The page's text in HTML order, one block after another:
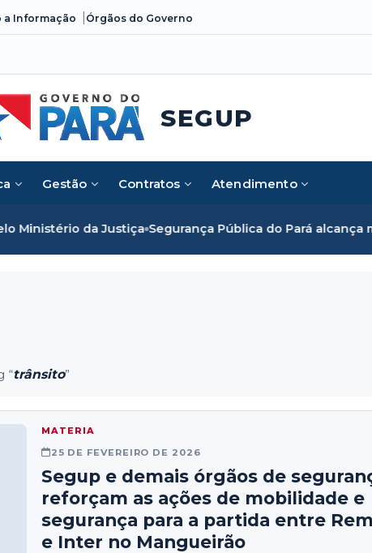
a Informação Órgãos do Governo
SEGUP
Gestão Contratos Atendimento
Justiça Segurança Pública do Pará alcança marca de
“trânsito”
MATERIA
25 DE FEVEREIRO DE 2026
Segup e demais órgãos de
reforçam as ações de mobilidade e
segurança para a partida entre
e Inter no Mangueirão